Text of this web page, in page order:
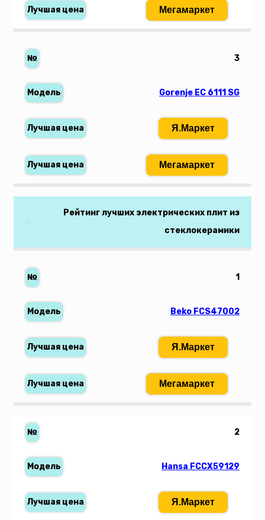
Мегамаркет
3
Gorenje EC 6111 SG
Я.Маркет
Мегамаркет
Рейтинг лучших электрических плит из
стеклокерамики
1
Beko FCS47002
Я.Маркет
Мегамаркет
2
Hansa FCCX59129
Я.Маркет